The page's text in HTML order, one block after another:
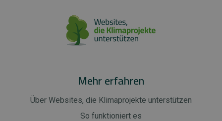
Mehr erfahren
Über Websites, die Klimaprojekte unterstützen
So funktioniert es